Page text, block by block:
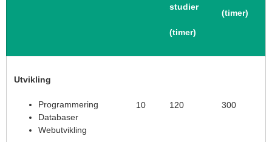
studier
(timer)
(timer)
Utvikling
Programmering
Databaser
Webutvikling
10 120 300